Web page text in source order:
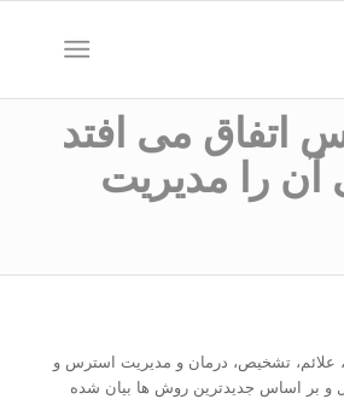
اتفاق می افتد
آن را مدیریت
علائم، تشخیص، درمان و مدیریت استرس و
و بر اساس جدیدترین روش ها بیان شده